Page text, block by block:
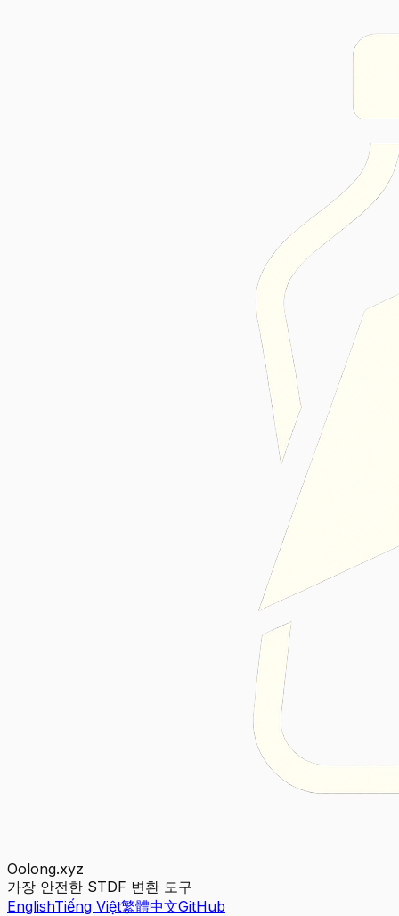
Oolong.xyz
가장 안전한 STDF 변환 도구
EnglishTiếng Việt繁體中文GitHub